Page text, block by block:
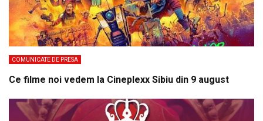
COMUNICATE DE PRESA
Ce filme noi vedem la Cineplexx Sibiu din 9 august